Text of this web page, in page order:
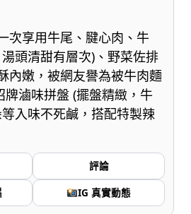
次享用牛尾、腱心肉、牛
頭清甜有層次)、野菜佐排
內嫩，被網友譽為被牛肉麵
牌滷味拼盤 (擺盤精緻，牛
入味不死鹹，搭配特製辣
評論
IG 真實動態